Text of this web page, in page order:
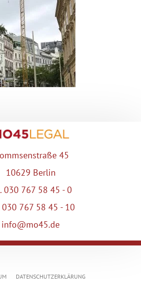
45
10629 Berlin
030 767 58 45 - 0
030 767 58 45 - 10
info@mo45.de
DATENSCHUTZERKLÄRUNG